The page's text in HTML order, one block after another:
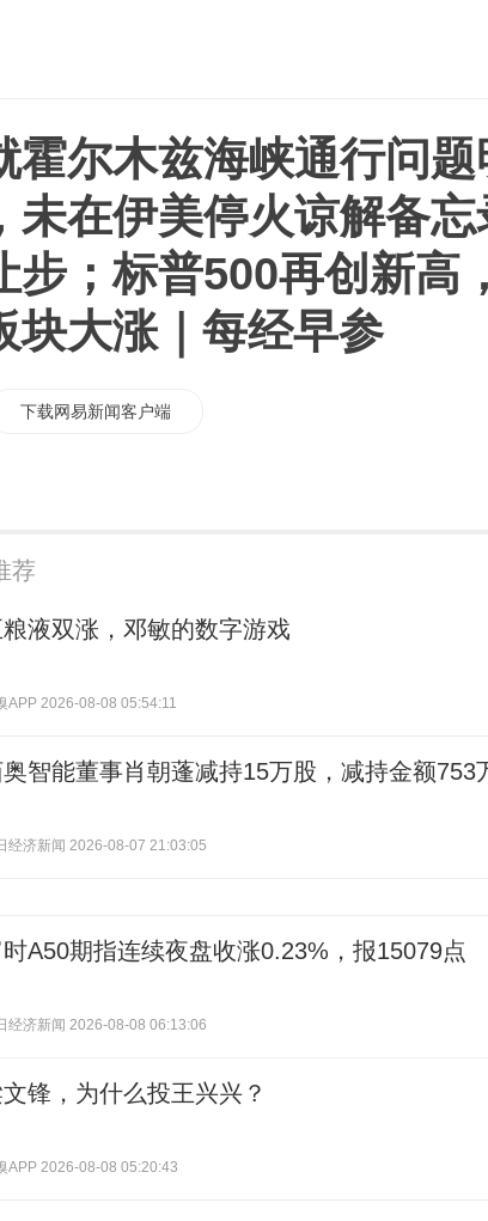
霍尔木兹海峡通行问题
未在伊美停火谅解备忘
步；标普500再创新高
块大涨｜每经早参
下载网易新闻客户端
荐
液双涨，邓敏的数字游戏
APP 2026-08-08 05:54:11
智能董事肖朝蓬减持15万股，减持金额753
经济新闻 2026-08-07 21:03:05
A50期指连续夜盘收涨0.23%，报15079点
经济新闻 2026-08-08 06:13:06
锋，为什么投王兴兴？
APP 2026-08-08 05:20:43